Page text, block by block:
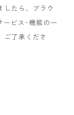
したら、ブラウ
ービス･機能の一
ご了承くださ